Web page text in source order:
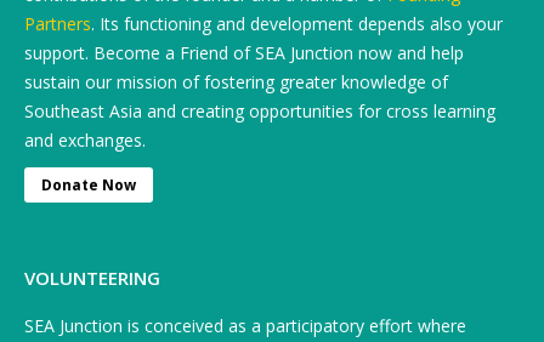
Partners. Its functioning and development depends also your
support. Become a Friend of SEA Junction now and help
sustain our mission of fostering greater knowledge of
Southeast Asia and creating opportunities for cross learning
and exchanges.
Donate Now
VOLUNTEERING
SEA Junction is conceived as a participatory effort where